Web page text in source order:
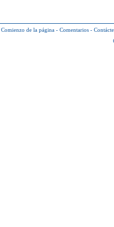
Comienzo de la página - Comentarios -